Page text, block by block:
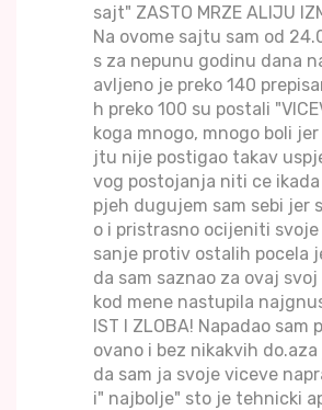
sajt" ZASTO MRZE ALIJU
Na ovome sajtu sam od
s za nepunu godinu dana
avljeno je preko 140
h preko 100 su postali
koga mnogo, mnogo boli
jtu nije postigao takav
vog postojanja niti ce
pjeh dugujem sam sebi jer
o i pristrasno ocijeniti svoje
sanje protiv ostalih pocela
da sam saznao za ovaj
kod mene nastupila
IST I ZLOBA! Napadao sam
ovano i bez nikakvih
da sam ja svoje viceve
i" najbolje" sto je tehnicki